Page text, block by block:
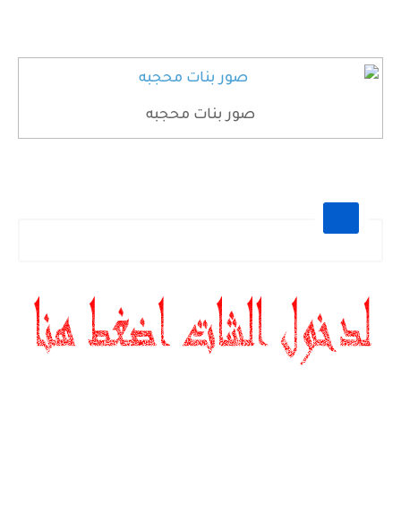
صور بنات محجبه